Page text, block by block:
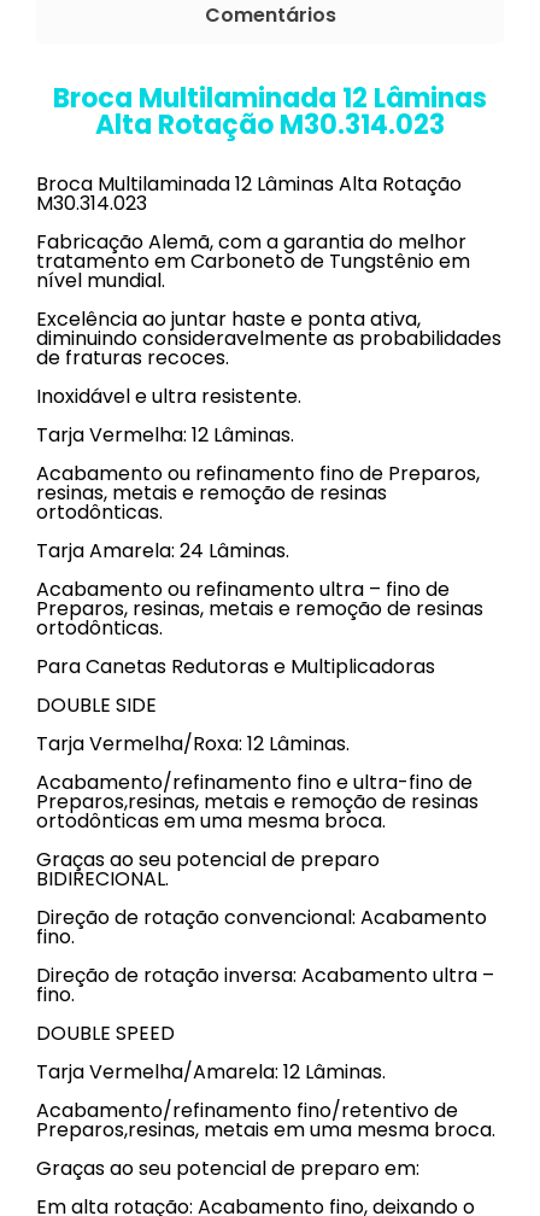
Comentários
Broca Multilaminada 12 Lâminas
Alta Rotação M30.314.023
Broca Multilaminada 12 Lâminas Alta Rotação
M30.314.023
Fabricação Alemã, com a garantia do melhor
tratamento em Carboneto de Tungstênio em
nível mundial.
Excelência ao juntar haste e ponta ativa,
diminuindo consideravelmente as probabilidades
de fraturas recoces.
Inoxidável e ultra resistente.
Tarja Vermelha: 12 Lâminas.
Acabamento ou refinamento fino de Preparos,
resinas, metais e remoção de resinas
ortodônticas.
Tarja Amarela: 24 Lâminas.
Acabamento ou refinamento ultra – fino de
Preparos, resinas, metais e remoção de resinas
ortodônticas.
Para Canetas Redutoras e Multiplicadoras
DOUBLE SIDE
Tarja Vermelha/Roxa: 12 Lâminas.
Acabamento/refinamento fino e ultra-fino de
Preparos,resinas, metais e remoção de resinas
ortodônticas em uma mesma broca.
Graças ao seu potencial de preparo
BIDIRECIONAL.
Direção de rotação convencional: Acabamento
fino.
Direção de rotação inversa: Acabamento ultra –
fino.
DOUBLE SPEED
Tarja Vermelha/Amarela: 12 Lâminas.
Acabamento/refinamento fino/retentivo de
Preparos,resinas, metais em uma mesma broca.
Graças ao seu potencial de preparo em:
Em alta rotação: Acabamento fino, deixando o